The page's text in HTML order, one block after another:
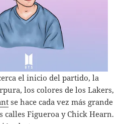
el inicio del partido, la
los colores de los Lakers,
se hace cada vez más grande
calles Figueroa y Chick Hearn.